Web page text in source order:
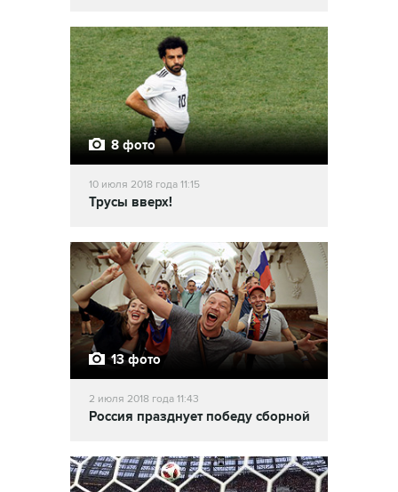
8 фото
10 июля 2018 года 11:15
Трусы вверх!
13 фото
2 июля 2018 года 11:43
Россия празднует победу сборной